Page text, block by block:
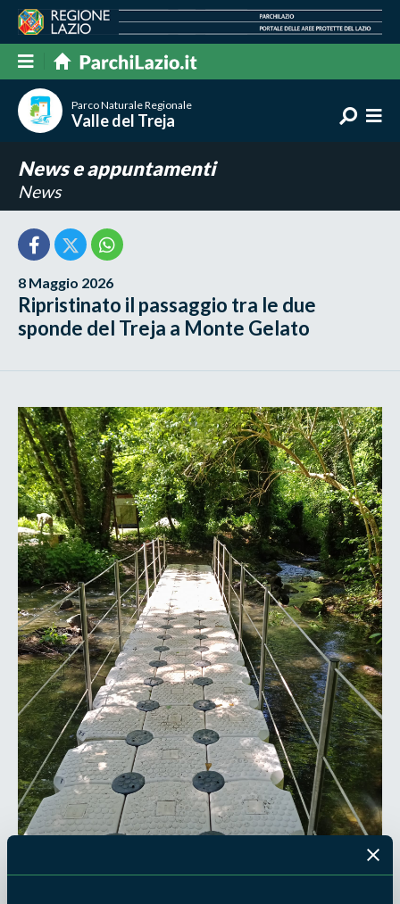
Parco Naturale Regionale
Valle del Treja
News e appuntamenti
News
8 Maggio 2026
Ripristinato il passaggio tra le due
sponde del Treja a Monte Gelato